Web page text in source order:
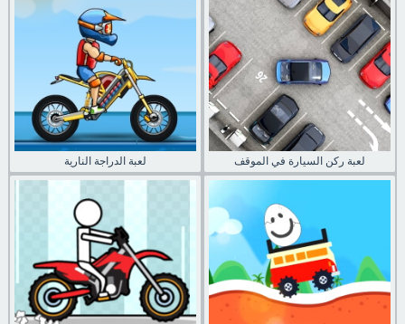
لعبة الدراجة النارية لعبة ركن السيارة في الموقف